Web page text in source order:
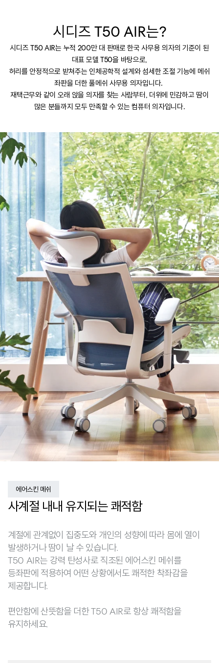
시디즈 T50 AIR는?
시디즈 T50 AIR는 누적 200만 대 판매로 한국 사무용 의자의 기준이 된
대표 모델 T50을 바탕으로,
허리를 안정적으로 받쳐주는 인체공학적 설계와 섬세한 조절 기능에 메쉬
좌판을 더한 풀메쉬 사무용 의자입니다.
재택근무와 같이 오래 앉을 의자를 찾는 사람부터, 더위에 민감하고 땀이
많은 분들까지 모두 만족할 수 있는 컴퓨터 의자입니다.
에어스킨 메쉬
사계절 내내 유지되는 쾌적함
계절에 관계없이 집중도와 개인의 성향에 따라 몸에 열이
발생하거나 땀이 날 수 있습니다.
T50 AIR는 강력 탄성사로 직조된 에어스킨 메쉬를
등좌판에 적용하여 어떤 상황에서도 쾌적한 착좌감을
제공합니다.
편안함에 산뜻함을 더한 T50 AIR로 항상 쾌적함을
유지하세요.